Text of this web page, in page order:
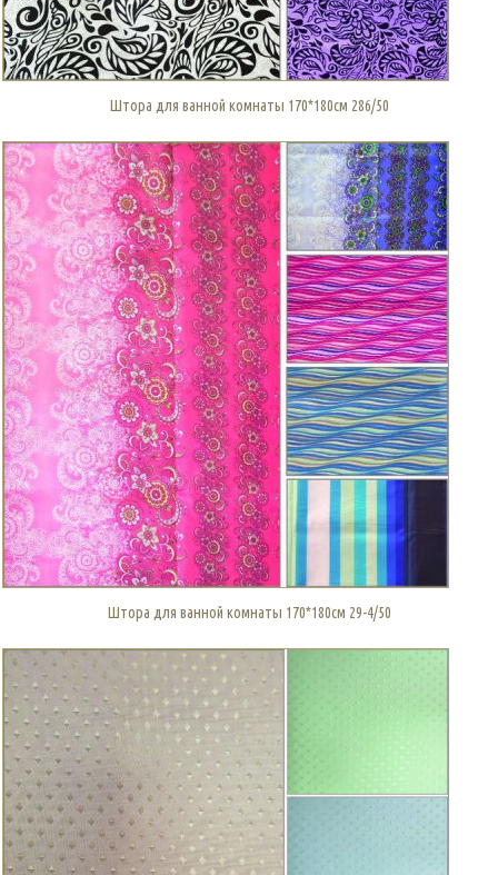
Штора для ванной комнаты 170*180см 286/50
Штора для ванной комнаты 170*180см 29-4/50